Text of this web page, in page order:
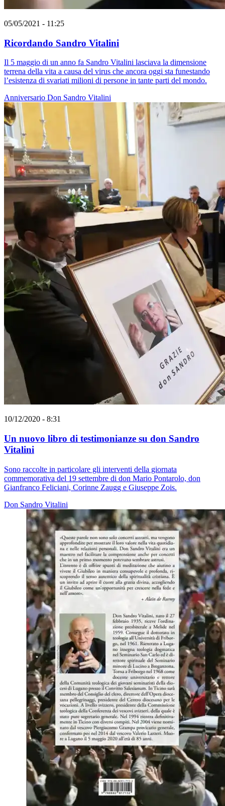
05/05/2021 - 11:25
Ricordando Sandro Vitalini
Il 5 maggio di un anno fa Sandro Vitalini lasciava la dimensione
terrena della vita a causa del virus che ancora oggi sta funestando
l’esistenza di svariati milioni di persone in tante parti del mondo.
Anniversario Don Sandro Vitalini
10/12/2020 - 8:31
Un nuovo libro di testimonianze su don Sandro
Vitalini
Sono raccolte in particolare gli interventi della giornata
commemorativa del 19 settembre di don Mario Pontarolo, don
Gianfranco Feliciani, Corinne Zaugg e Giuseppe Zois.
Don Sandro Vitalini